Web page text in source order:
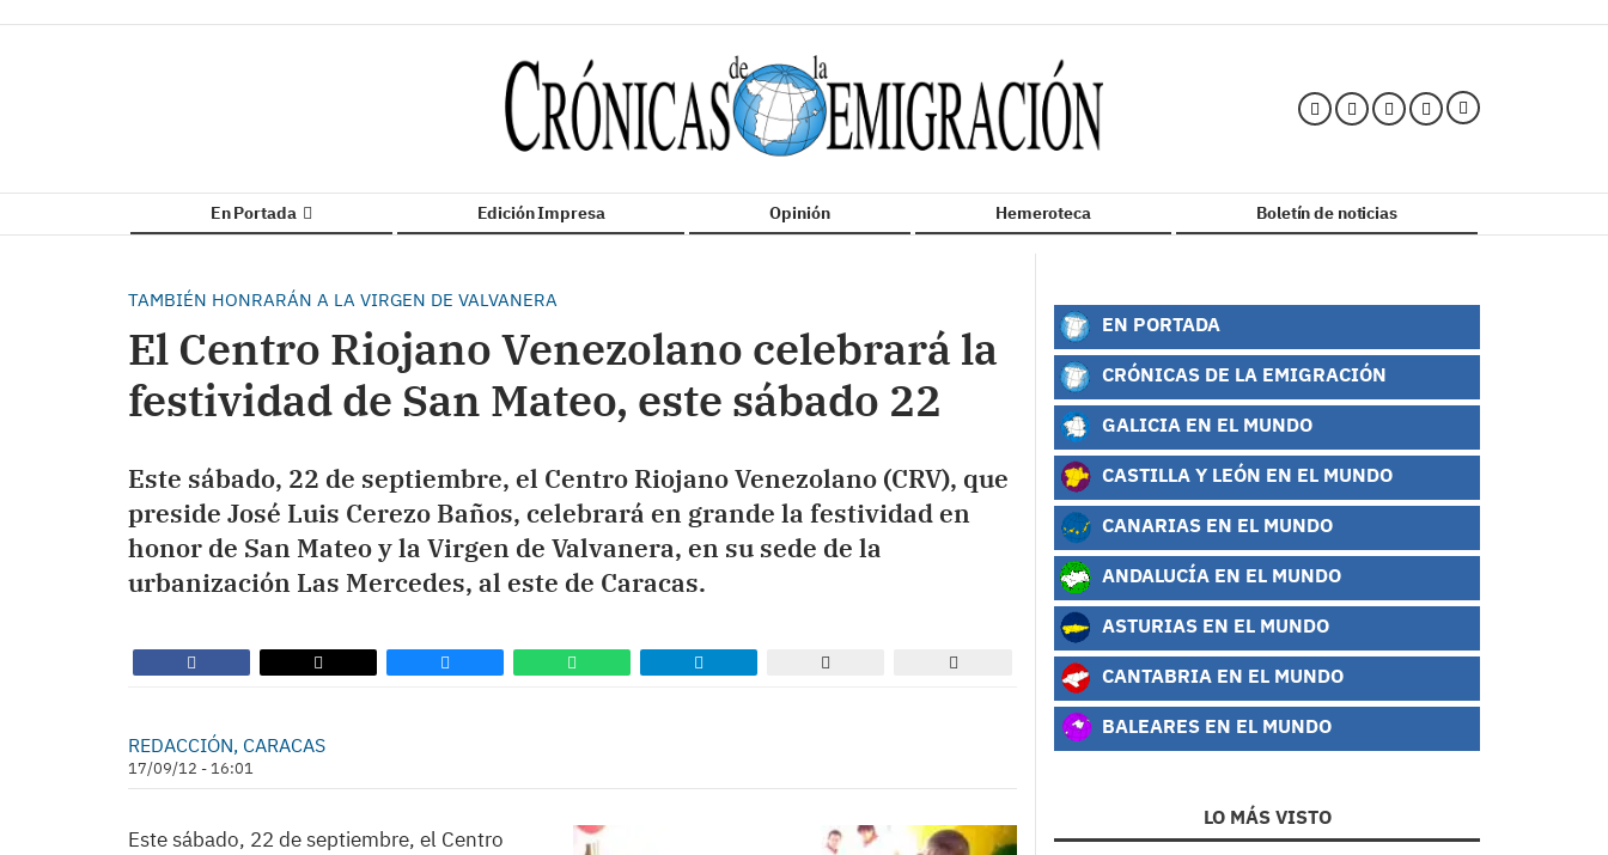
En Portada Edición Impresa Opinión Hemeroteca Boletín de noticias
TAMBIÉN HONRARÁN A LA VIRGEN DE VALVANERA
El Centro Riojano Venezolano celebrará la
festividad de San Mateo, este sábado 22
Este sábado, 22 de septiembre, el Centro Riojano Venezolano (CRV), que
preside José Luis Cerezo Baños, celebrará en grande la festividad en
honor de San Mateo y la Virgen de Valvanera, en su sede de la
urbanización Las Mercedes, al este de Caracas.
REDACCIÓN, CARACAS
17/09/12 - 16:01
Este sábado, 22 de septiembre, el Centro
EN PORTADA
CRÓNICAS DE LA EMIGRACIÓN
GALICIA EN EL MUNDO
CASTILLA Y LEÓN EN EL MUNDO
CANARIAS EN EL MUNDO
ANDALUCÍA EN EL MUNDO
ASTURIAS EN EL MUNDO
CANTABRIA EN EL MUNDO
BALEARES EN EL MUNDO
LO MÁS VISTO